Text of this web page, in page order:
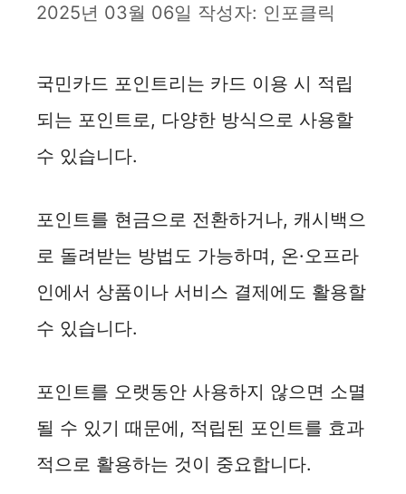
2025년 03월 06일 작성자: 인포클릭
국민카드 포인트리는 카드 이용 시 적립
되는 포인트로, 다양한 방식으로 사용할
수 있습니다.
포인트를 현금으로 전환하거나, 캐시백으
로 돌려받는 방법도 가능하며, 온·오프라
인에서 상품이나 서비스 결제에도 활용할
수 있습니다.
포인트를 오랫동안 사용하지 않으면 소멸
될 수 있기 때문에, 적립된 포인트를 효과
적으로 활용하는 것이 중요합니다.